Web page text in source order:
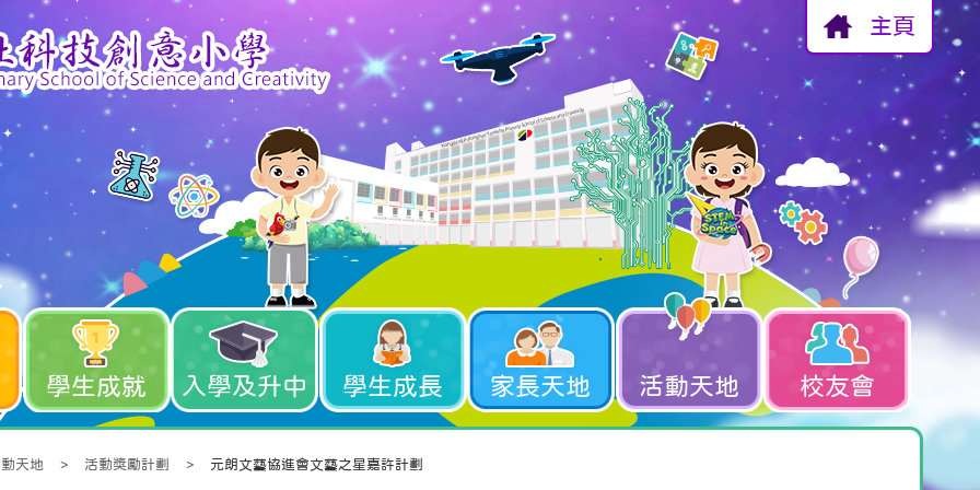
主頁
學生成就 入學及升中 學生成長 家長天地 活動天地 校友會
天地 > 活動獎勵計劃 > 元朗文藝協進會文藝之星嘉許計劃